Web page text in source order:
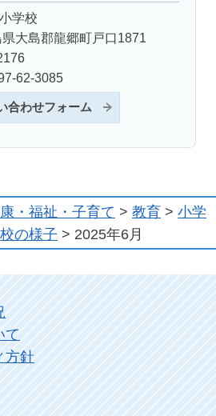
学校
大島郡龍郷町戸口1871
62-3085
合わせフォーム
・福祉・子育て > 教育 > 小学
の様子 > 2025年6月
て
方針